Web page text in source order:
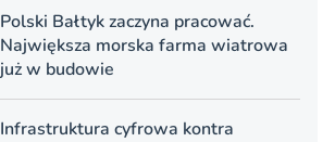
Polski Bałtyk zaczyna pracować.
Największa morska farma wiatrowa
już w budowie
Infrastruktura cyfrowa kontra